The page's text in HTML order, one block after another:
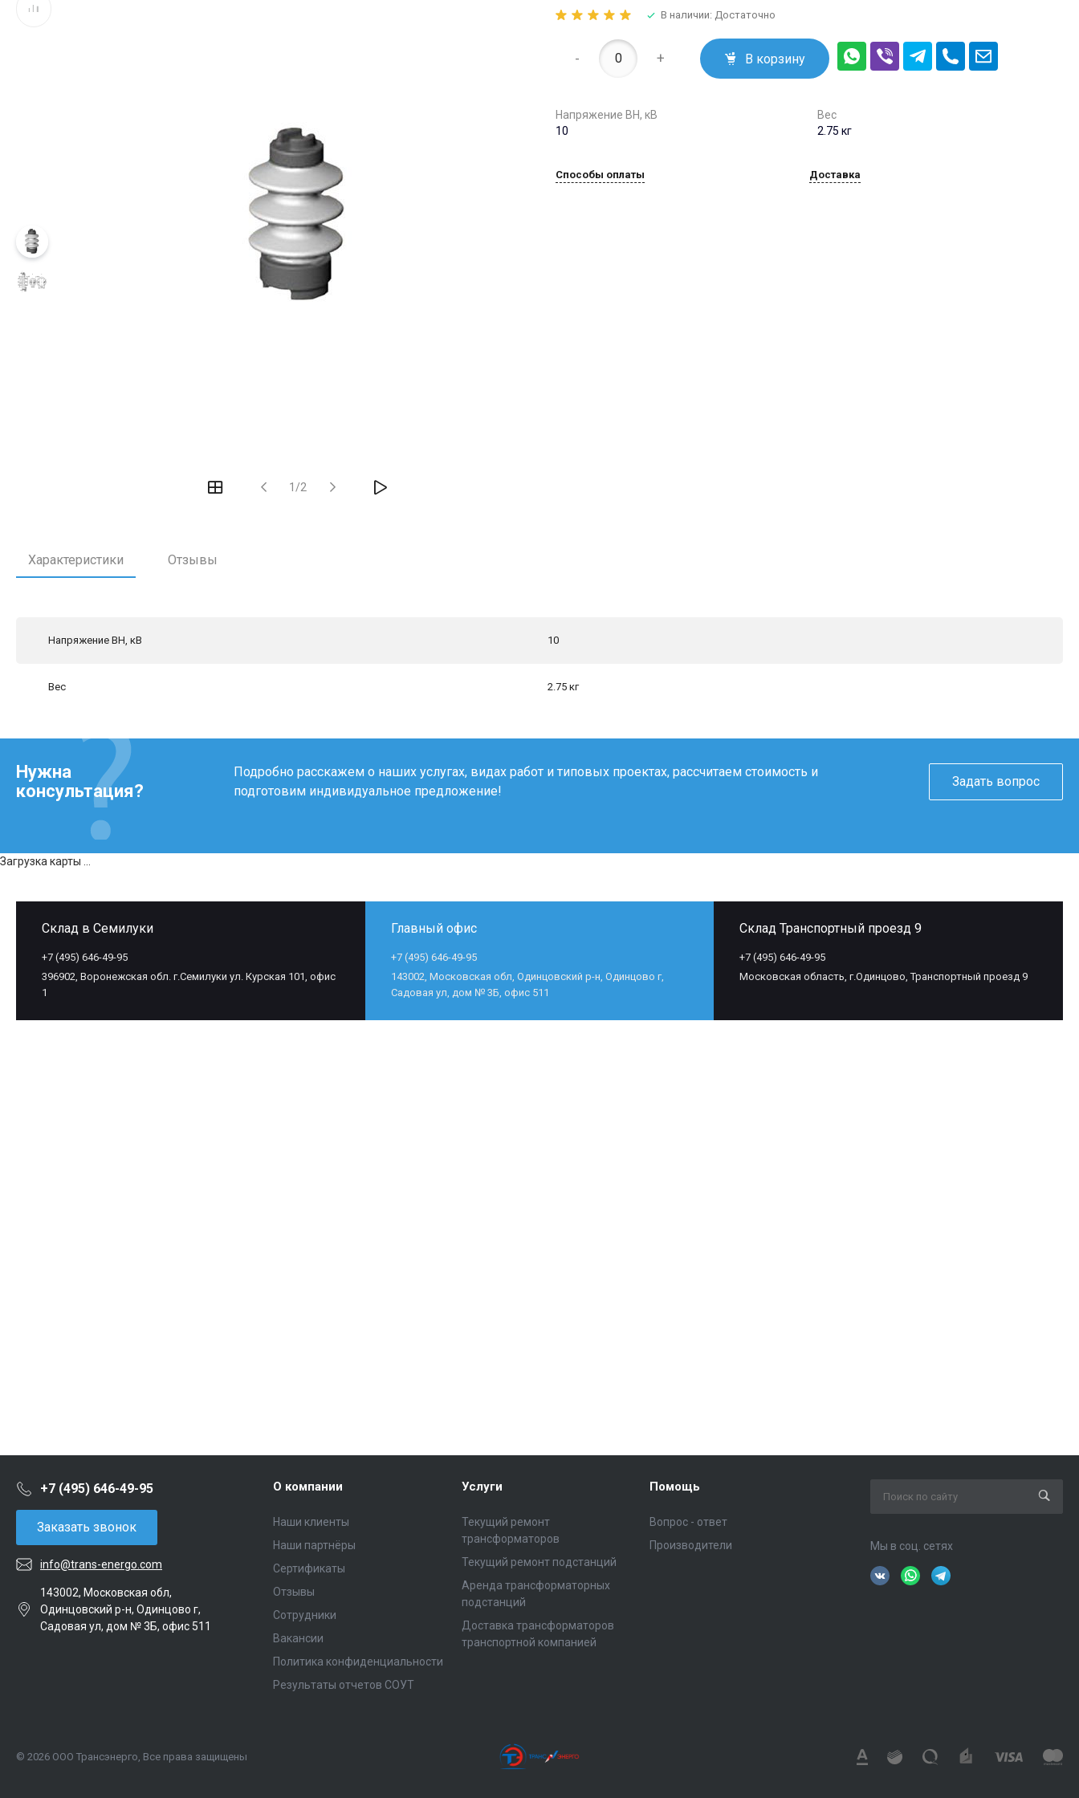
+7 (495) 646-49-95
396902, Воронежская
обл. г.Семилуки ул.
1/2
В наличии: Достаточно
- + В корзину
Напряжение ВН, кВ
10
Вес
2.75 кг
Способы оплаты Доставка
Характеристики Отзывы
Напряжение ВН, кВ 10
Вес 2.75 кг
Нужна
консультация?
Подробно расскажем о наших услугах, видах работ и типовых проектах, рассчитаем стоимость и
подготовим индивидуальное предложение!
Задать вопрос
Склад в Семилуки
+7 (495) 646-49-95
396902, Воронежская обл. г.Семилуки ул. Курская 101, офис
1
Главный офис
+7 (495) 646-49-95
143002, Московская обл, Одинцовский р-н, Одинцово г,
Садовая ул, дом № 3Б, офис 511
Склад Транспортный проезд 9
+7 (495) 646-49-95
Московская область, г.Одинцово, Транспортный проезд 9
Загрузка карты ...
+7 (495) 646-49-95
Заказать звонок
info@trans-energo.com
143002, Московская обл,
Одинцовский р-н, Одинцово г,
Садовая ул, дом № 3Б, офис 511
О компании
Наши клиенты
Наши партнёры
Сертификаты
Отзывы
Сотрудники
Вакансии
Политика конфиденциальности
Результаты отчетов СОУТ
Услуги
Текущий ремонт
трансформаторов
Текущий ремонт подстанций
Аренда трансформаторных
подстанций
Доставка трансформаторов
транспортной компанией
Помощь
Вопрос - ответ
Производители
Мы в соц. сетях
© 2026 ООО Трансэнерго, Все права защищены